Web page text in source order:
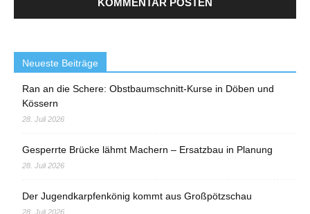
Neueste Beiträge
Ran an die Schere: Obstbaumschnitt-Kurse in Döben und
Kössern
28. Juli 2026
Gesperrte Brücke lähmt Machern – Ersatzbau in Planung
28. Juli 2026
Der Jugendkarpfenkönig kommt aus Großpötzschau
28. Juli 2026